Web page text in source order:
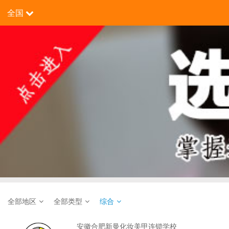
全国
全部地区 全部类型 综合
安徽合肥新曼化妆美甲连锁学校